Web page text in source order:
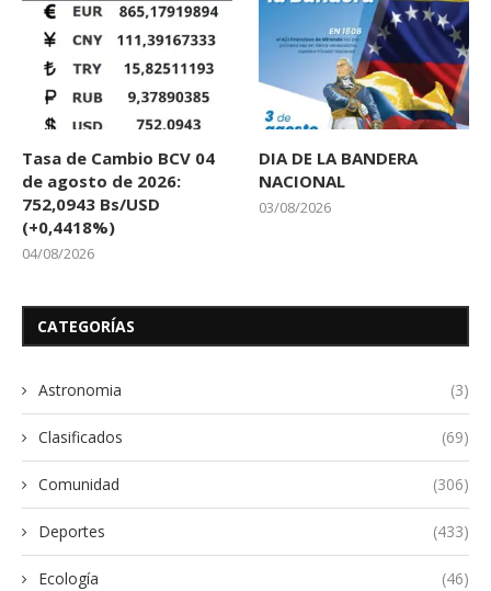
Tasa de Cambio BCV 04
de agosto de 2026:
752,0943 Bs/USD
(+0,4418%)
04/08/2026
DIA DE LA BANDERA
NACIONAL
03/08/2026
CATEGORÍAS
Astronomia (3)
Clasificados (69)
Comunidad (306)
Deportes (433)
Ecología (46)